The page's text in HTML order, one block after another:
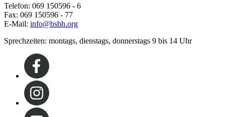
Telefon: 069 150596 - 6
Fax: 069 150596 - 77
E-Mail: info@bsbh.org
Sprechzeiten: montags, dienstags, donnerstags 9 bis 14 Uhr